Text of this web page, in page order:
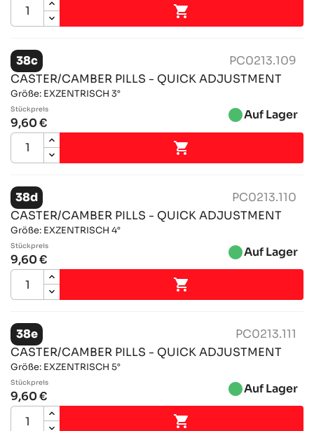

38c
PC0213.109
CASTER/CAMBER PILLS - QUICK ADJUSTMENT
Größe: EXZENTRISCH 3°
Stückpreis
9,60 € brightness_1Auf Lager

38d
PC0213.110
CASTER/CAMBER PILLS - QUICK ADJUSTMENT
Größe: EXZENTRISCH 4°
Stückpreis
9,60 € brightness_1Auf Lager

38e
PC0213.111
CASTER/CAMBER PILLS - QUICK ADJUSTMENT
Größe: EXZENTRISCH 5°
Stückpreis
9,60 € brightness_1Auf Lager
